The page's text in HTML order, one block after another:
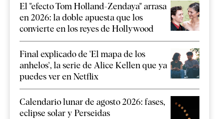
El "efecto Tom Holland-Zendaya" arrasa
en 2026: la doble apuesta que los
convierte en los reyes de Hollywood
Final explicado de 'El mapa de los
anhelos', la serie de Alice Kellen que ya
puedes ver en Netflix
Calendario lunar de agosto 2026: fases,
eclipse solar y Perseidas